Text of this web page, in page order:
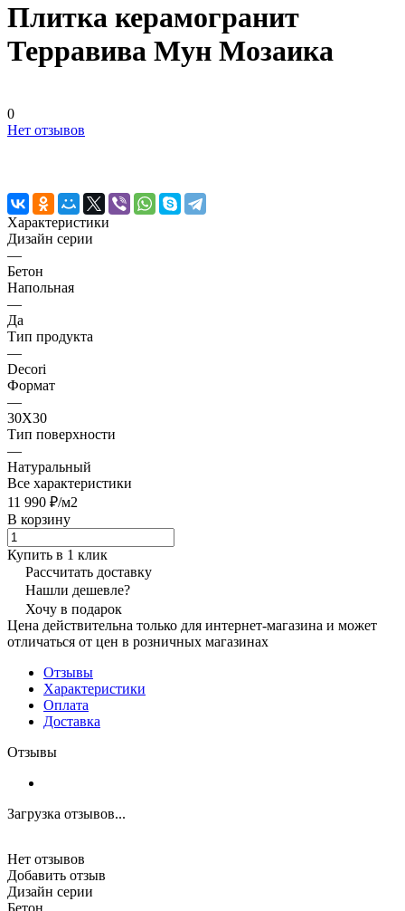
Плитка керамогранит
Терравива Мун Мозаика
0
Нет отзывов
Характеристики
Дизайн серии
—
Бетон
Напольная
—
Да
Тип продукта
—
Decori
Формат
—
30X30
Тип поверхности
—
Натуральный
Все характеристики
11 990 ₽/м2
В корзину
Купить в 1 клик
Рассчитать доставку
Нашли дешевле?
Хочу в подарок
Цена действительна только для интернет-магазина и может
отличаться от цен в розничных магазинах
Отзывы
Характеристики
Оплата
Доставка
Отзывы
Загрузка отзывов...
Нет отзывов
Добавить отзыв
Дизайн серии
Бетон